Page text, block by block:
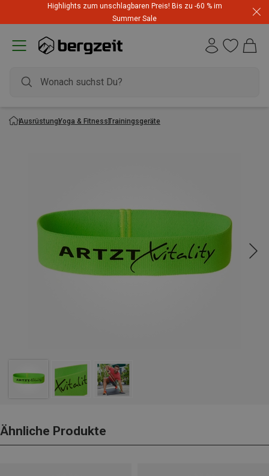
Highlights zum unschlagbaren Preis! Bis zu -60 % im
Summer Sale
AusrüstungYoga & FitnessTrainingsgeräte
Ähnliche Produkte